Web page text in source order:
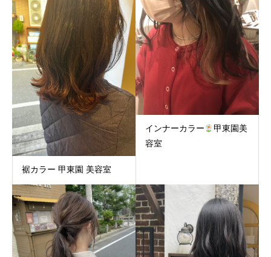
裾カラー 甲東園 美容室
インナーカラー
甲東園美
容室